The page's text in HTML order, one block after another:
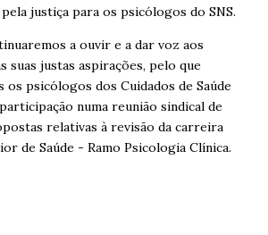
justiça para os psicólogos do SNS.
a ouvir e a dar voz aos
suas justas aspirações, pelo que
os psicólogos dos Cuidados de Saúde
numa reunião sindical de
relativas à revisão da carreira
de Saúde - Ramo Psicologia Clínica.